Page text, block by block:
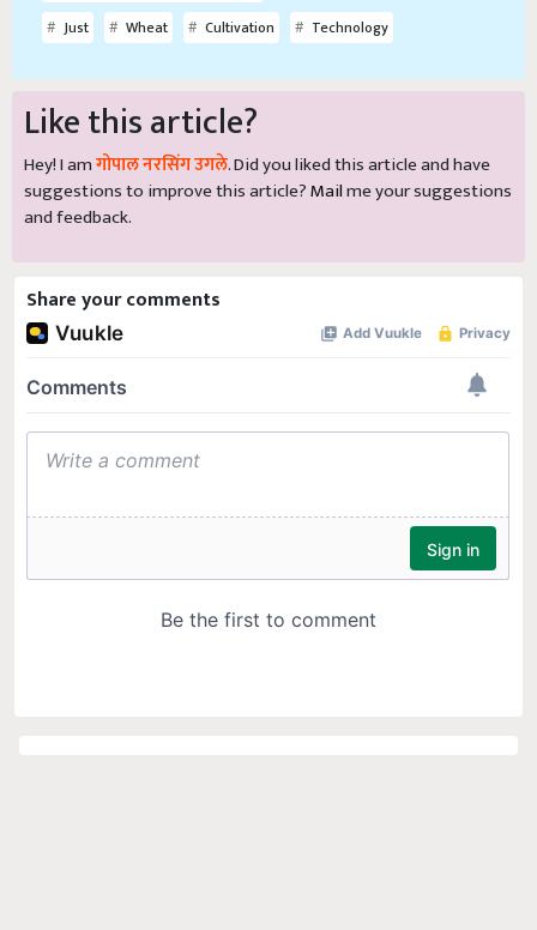
Just
Wheat Cultivation Technology
Like this article?
Hey! I amगोपाल नरसिंग उगले. Did you liked this article and have
suggestions to improve this article?Mailme your suggestions
and feedback.
Share your comments